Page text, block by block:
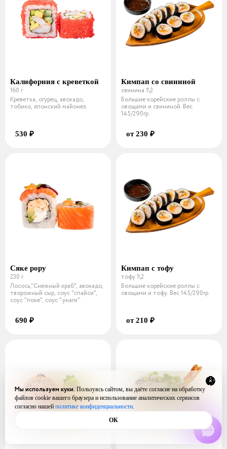
Калифорния с креветкой
160 г
Креветка, огурец, авокадо,
тобико, японский майонез.
530 ₽
Кимпап со свининой
свинина 1\2
Большие корейские роллы с
овощами и свининой. Вес
145/290гр.
от 230 ₽
Сяке рору
230 г
Лосось,"Снежный краб", авокадо,
творожный сыр, соус "спайси",
соус "поке", соус "унаги".
690 ₽
Кимпап с тофу
тофу 1\2
Большие корейские роллы с
овощами и тофу. Вес 145/290гр.
от 210 ₽
Мы используем куки. Пользуясь сайтом, вы даёте согласие на обработку
файлов cookie вашего браузера и использование аналитических сервисов
согласно нашей политике конфиденциальности.
ОК